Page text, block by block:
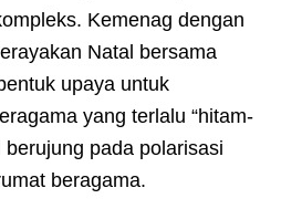
Kemenag dengan
Natal bersama
upaya untuk
yang terlalu “hitam-
berujung pada polarisasi
beragama.